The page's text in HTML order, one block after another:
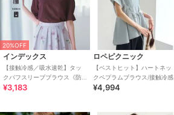
20%OFF
インデックス
【接触冷感／吸水速乾】タッ
クパフスリーブブラウス《防
シワ／洗濯機OK／XS～3L／
¥3,183
ロペピクニック
【ベストヒット】ハートネッ
クペプラムブラウス/接触冷感
¥4,994